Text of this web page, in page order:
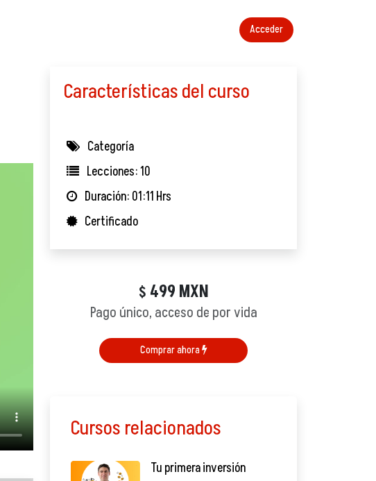
Acceder
Características del curso
Categoría
Lecciones: 10
Duración: 01:11 Hrs
Certificado
$ 499 MXN
Pago único, acceso de por vida
Comprar ahora
Cursos relacionados
Tu primera inversión